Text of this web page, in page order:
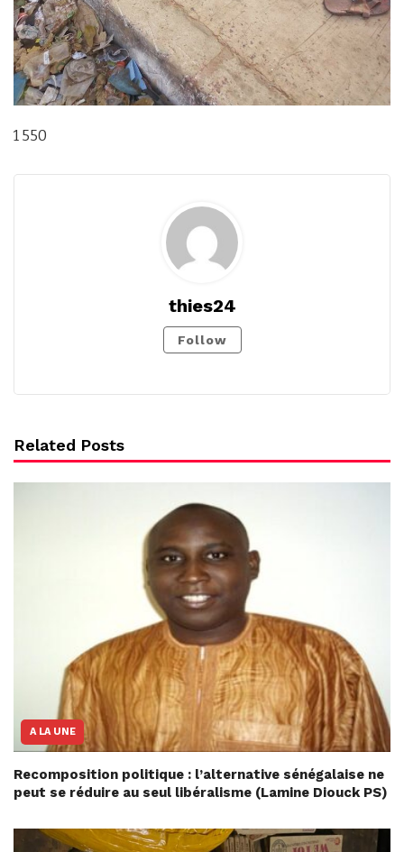
1 550
thies24
Follow
Related Posts
A LA UNE
Recomposition politique : l’alternative sénégalaise ne
peut se réduire au seul libéralisme (Lamine Diouck PS)